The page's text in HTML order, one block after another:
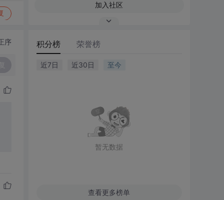
序
加入社区
积分榜 荣誉榜
近7日 近30日 至今
暂无数据
查看更多榜单